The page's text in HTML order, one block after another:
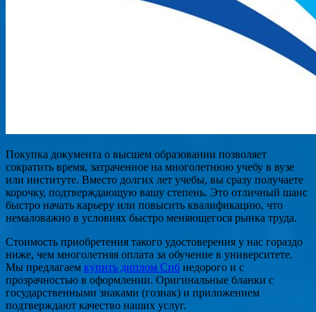
Покупка документа о высшем образовании позволяет
сократить время, затраченное на многолетнюю учебу в вузе
или институте. Вместо долгих лет учебы, вы сразу получаете
корочку, подтверждающую вашу степень. Это отличный шанс
быстро начать карьеру или повысить квалификацию, что
немаловажно в условиях быстро меняющегося рынка труда.
Стоимость приобретения такого удостоверения у нас гораздо
ниже, чем многолетняя оплата за обучение в университете.
Мы предлагаем купить диплом Спб недорого и с
прозрачностью в оформлении. Оригинальные бланки с
государственными знаками (гознак) и приложением
подтверждают качество наших услуг.